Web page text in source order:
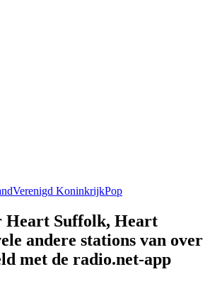
Verenigd KoninkrijkPop
Heart Suffolk, Heart
andere stations van over
met de radio.net-app